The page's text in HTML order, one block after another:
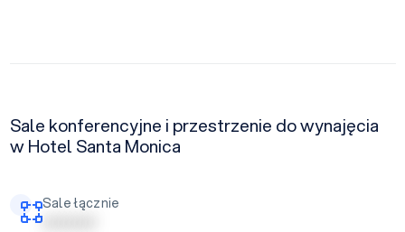
Sale konferencyjne i przestrzenie do wynajęcia
w Hotel Santa Monica
Sale łącznie
| | | | | | | | | |